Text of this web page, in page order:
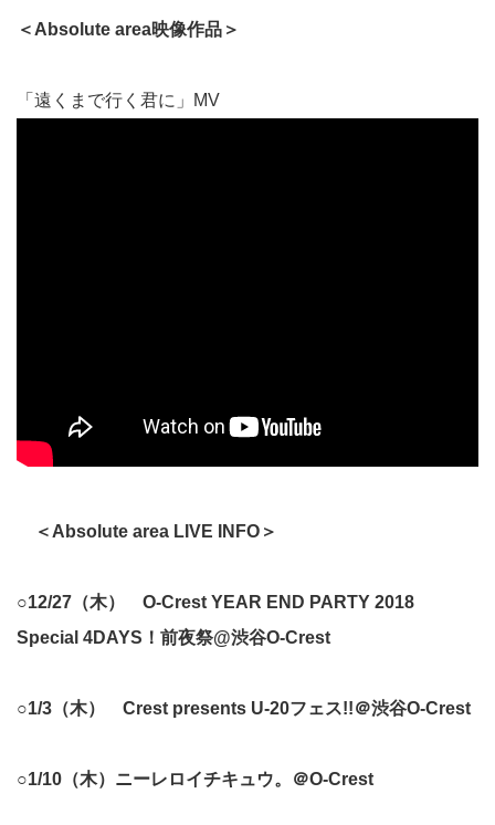
＜Absolute area映像作品＞
「遠くまで行く君に」MV
＜Absolute area LIVE INFO＞
○12/27（木） O-Crest YEAR END PARTY 2018
Special 4DAYS！前夜祭@渋谷O-Crest
○1/3（木） Crest presents U-20フェス!!＠渋谷O-Crest
○1/10（木）ニーレロイチキュウ。＠O-Crest